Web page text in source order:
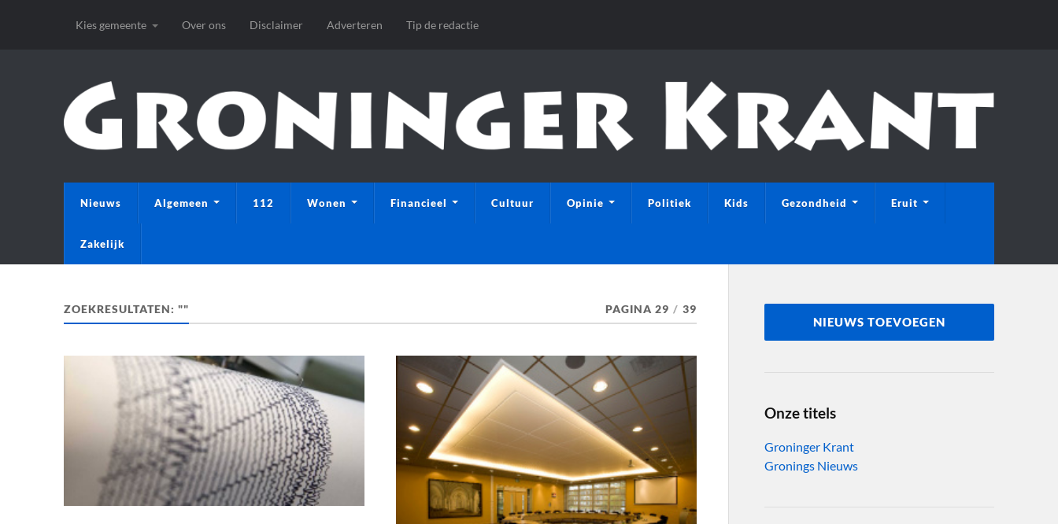
Kies gemeente Over ons Disclaimer Adverteren Tip de redactie
Nieuws Algemeen 112 Wonen Financieel Cultuur Opinie Politiek Kids Gezondheid Eruit
Zakelijk
ZOEKRESULTATEN: "" PAGINA 29 / 39
NIEUWS TOEVOEGEN
Onze titels
Groninger Krant
Gronings Nieuws